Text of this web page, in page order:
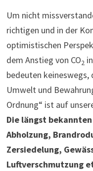
Um nicht
richtigen und in der
optimistischen
dem Anstieg von CO2
bedeuten keineswegs,
Umwelt und
Ordnung“ ist auf
Die längst
Abholzung,
Zersiedelung,
Luftverschmutzung